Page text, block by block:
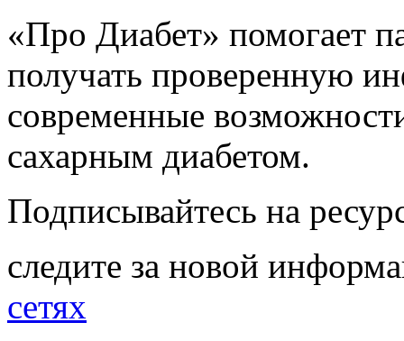
«Про Диабет» помогает
получать проверенную
современные
сахарным диабетом.
Подписывайтесь на
следите за новой
сетях